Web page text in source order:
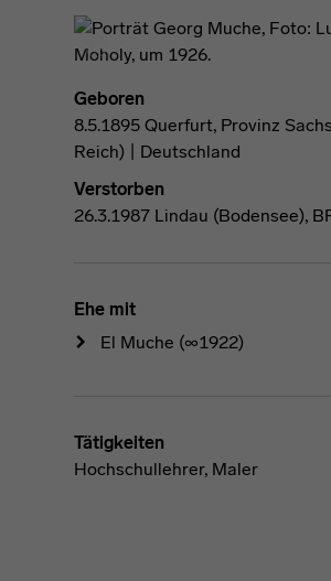
Geboren
8.5.1895 Querfurt, Provinz
Reich) | Deutschland
Verstorben
26.3.1987 Lindau (Bodensee),
Ehe mit
El Muche (∞1922)
Tätigkeiten
Hochschullehrer, Maler